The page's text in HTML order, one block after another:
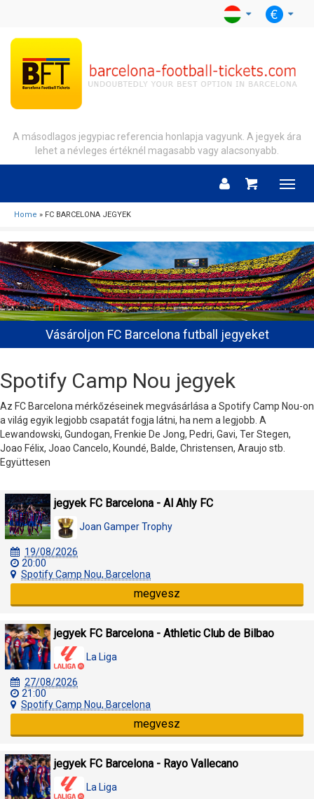
A másodlagos jegypiac referencia honlapja vagyunk. A jegyek ára
lehet a névleges értéknél magasabb vagy alacsonyabb.
Menu
Home » FC BARCELONA JEGYEK
Vásároljon FC Barcelona futball jegyeket
Spotify Camp Nou jegyek
Az FC Barcelona mérkőzéseinek megvásárlása a Spotify Camp Nou-on
a világ egyik legjobb csapatát fogja látni, ha nem a legjobb. A
Lewandowski, Gundogan, Frenkie De Jong, Pedri, Gavi, Ter Stegen,
Joao Félix, Joao Cancelo, Koundé, Balde, Christensen, Araujo stb.
Együttesen
jegyek FC Barcelona - Al Ahly FC
Joan Gamper Trophy
19/08/2026
20:00
Spotify Camp Nou, Barcelona
megvesz
jegyek FC Barcelona - Athletic Club de Bilbao
La Liga
27/08/2026
21:00
Spotify Camp Nou, Barcelona
megvesz
jegyek FC Barcelona - Rayo Vallecano
La Liga